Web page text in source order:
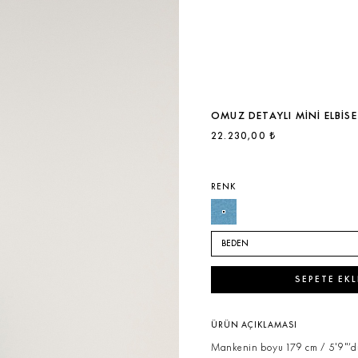
OMUZ DETAYLI MINI ELBISE
22.230,00 ₺
RENK
BEDEN
SEPETE
ÜRÜN AÇIKLAMASI
Mankenin boyu 179 cm /